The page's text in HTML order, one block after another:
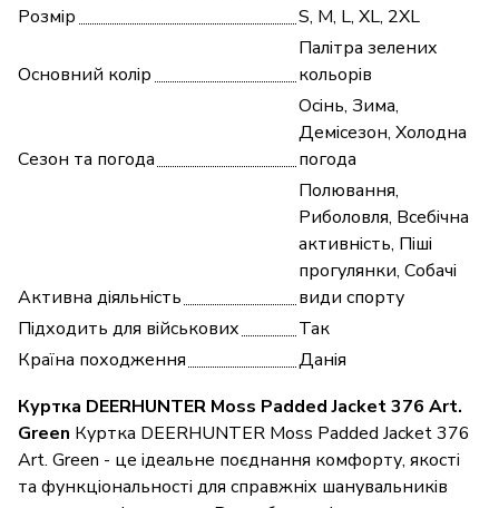
Розмір
S, M, L, XL, 2XL
Основний колір
Палітра зелених
кольорів
Сезон та погода
Осінь, Зима,
Демісезон, Холодна
погода
Активна діяльність
Полювання,
Риболовля, Всебічна
активність, Піші
прогулянки, Собачі
види спорту
Підходить для військових
Так
Країна походження
Данія
Куртка DEERHUNTER Moss Padded Jacket 376 Art.
Green Куртка DEERHUNTER Moss Padded Jacket 376
Art. Green - це ідеальне поєднання комфорту, якості
та функціональності для справжніх шанувальників